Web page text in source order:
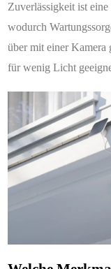
Zuverlässigkeit ist
wodurch
über mit einer Kamera
für wenig Licht